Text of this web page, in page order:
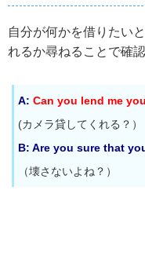
自分が何かを借りたい
れるか尋ねることで確
A: Can you lend me
(カメラ貸してくれる？）
B: Are you sure that
（壊さないよね？）